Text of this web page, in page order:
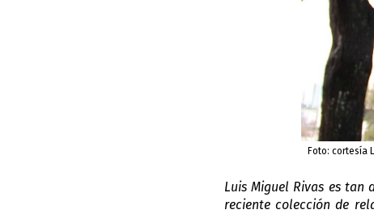
Foto: cortesía
Luis Miguel Rivas es tan
reciente colección de